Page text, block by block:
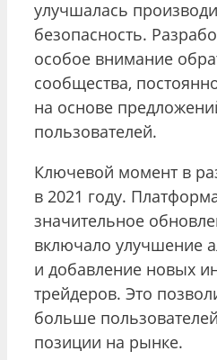
улучшалась
безопасность.
особое внимание
сообщества,
на основе
пользователей.
Ключевой момент в
в 2021 году.
значительное
включало улучшение
и добавление новых
трейдеров. Это
больше
позиции на рынке.